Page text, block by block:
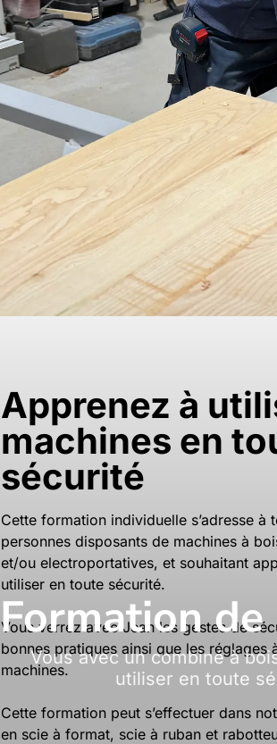
Formation
Vous avec un combiné à
utiliser en toute
Apprenez à
machines en
sécurité
Cette formation individuelle s’adresse à
personnes disposants de machines à
et/ou electroportatives, et souhaitant
utiliser en toute sécurité.
Vous verrez avec Jean les gestes de
bonnes pratiques ainsi que les réglages
machines.
Cette formation peut s’effectuer dans
en scie à format, scie à ruban et